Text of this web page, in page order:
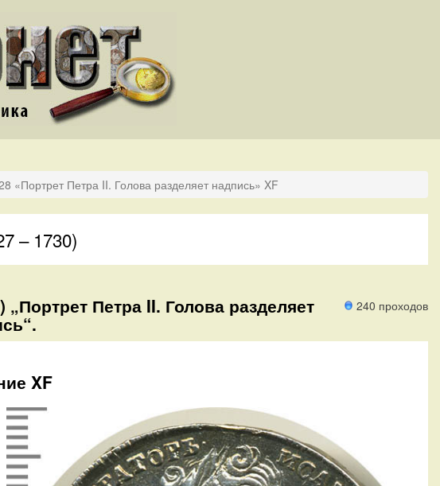
«Портрет Петра II. Голова разделяет надпись» XF
– 1730)
240 проходов
Петра II. Голова разделяет
XF